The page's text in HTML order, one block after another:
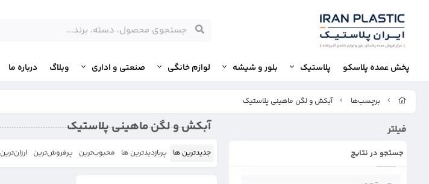
پخش عمده پلاسکو پلاستیک بلور و شیشه لوازم خانگی صنعتی و اداری وبلاگ درباره ما
برچسب‌ها آبکش و لگن ماهینی پلاستیک
فیلتر
جستجو در نتایج
آبکش و لگن ماهینی پلاستیک
جدیدترین ها پربازدیدترین ها محبوب‌‌ترین پرفروش‌ترین ارزان‌ترین